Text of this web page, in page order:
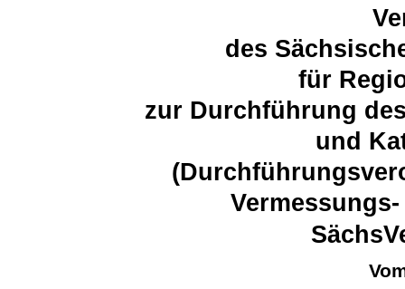
des
für
zur Durchführung
und